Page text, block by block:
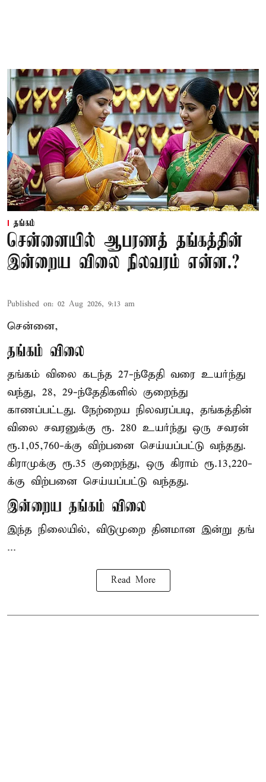
தங்கம்
சென்னையில் ஆபரணத் தங்கத்தின்
இன்றைய விலை நிலவரம் என்ன.?
Published on: 02 Aug 2026, 9:13 am
சென்னை,
தங்கம் விலை
தங்கம் விலை கடந்த 27-ந்தேதி வரை உயர்ந்து
வந்து, 28, 29-ந்தேதிகளில் குறைந்து
காணப்பட்டது. நேற்றைய நிலவரப்படி, தங்கத்தின்
விலை சவரனுக்கு ரூ. 280 உயர்ந்து ஒரு சவரன்
ரூ.1,05,760-க்கு விற்பனை செய்யப்பட்டு வந்தது.
கிராமுக்கு ரூ.35 குறைந்து, ஒரு கிராம் ரூ.13,220-
க்கு விற்பனை செய்யப்பட்டு வந்தது.
இன்றைய தங்கம் விலை
இந்த நிலையில், விடுமுறை தினமான இன்று தங்
...
Read More